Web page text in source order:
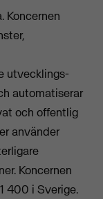
Koncernen
utvecklings-
automatiserar
och offentlig
använder
Koncernen
400 i Sverige.